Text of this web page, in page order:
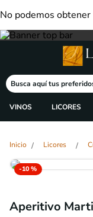
No podemos
Busca aquí tus
VINOS LICORES
Licores
-10 %
Aperitivo